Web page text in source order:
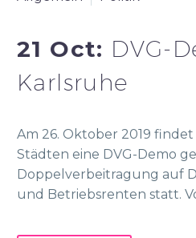
21 Oct: DVG-
Karlsruhe
Am 26. Oktober 2019
Städten eine DVG-Demo
Doppelverbeitragung auf
und Betriebsrenten statt.